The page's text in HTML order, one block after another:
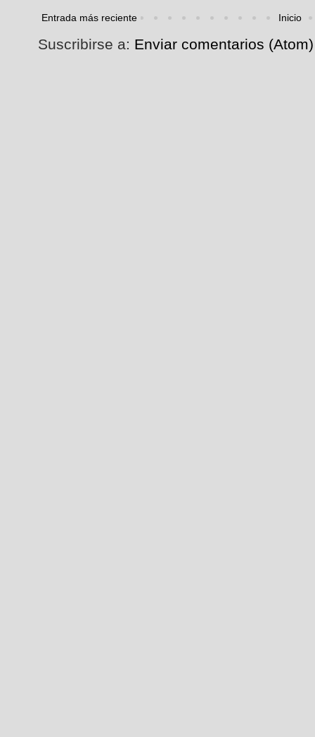
Entrada más reciente Inicio
Suscribirse a: Enviar comentarios (Atom)